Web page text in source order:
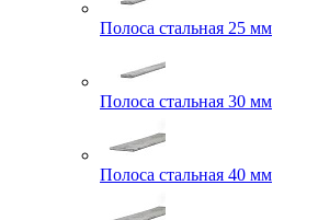
Полоса стальная 25 мм
Полоса стальная 30 мм
Полоса стальная 40 мм